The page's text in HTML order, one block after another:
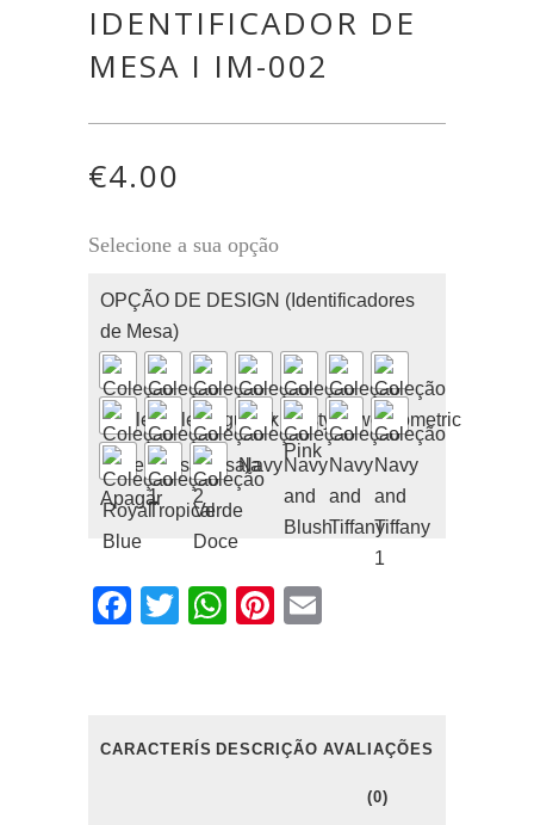
IDENTIFICADOR DE
MESA I IM-002
€4.00
Selecione a sua opção
OPÇÃO DE DESIGN (Identificadores
de Mesa)
Apagar
Facebook
TwitterWhatsApp
Pinterest
CARACTERÍSTICASDESCRIÇÃO AVALIAÇÕES
(0)